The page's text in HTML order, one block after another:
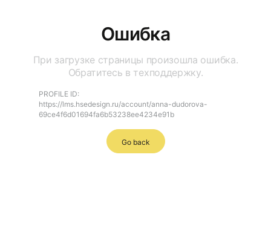
Ошибка
При загрузке страницы произошла ошибка.
Обратитесь в техподдержку.
PROFILE ID:
https://lms.hsedesign.ru/account/anna-dudorova-
69ce4f6d01694fa6b53238ee4234e91b
Go back